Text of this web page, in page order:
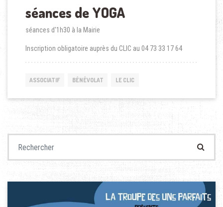
séances de YOGA
séances d'1h30 à la Mairie
Inscription obligatoire auprès du CLIC au 04 73 33 17 64
ASSOCIATIF BÉNÉVOLAT LE CLIC